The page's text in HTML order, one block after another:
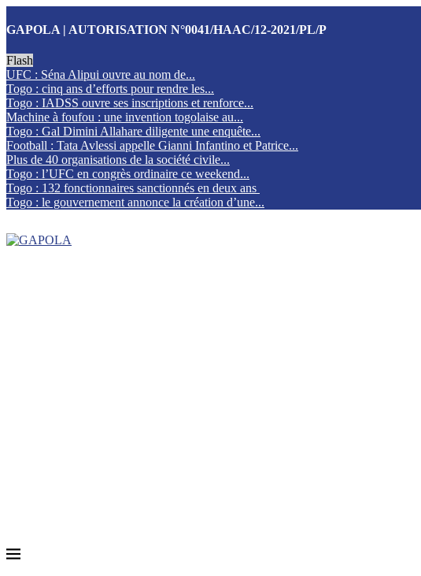
GAPOLA | AUTORISATION N°0041/HAAC/12-2021/PL/P
Flash
UFC : Séna Alipui ouvre au nom de...
Togo : cinq ans d’efforts pour rendre les...
Togo : IADSS ouvre ses inscriptions et renforce...
Machine à foufou : une invention togolaise au...
Togo : Gal Dimini Allahare diligente une enquête...
Football : Tata Avlessi appelle Gianni Infantino et Patrice...
Plus de 40 organisations de la société civile...
Togo : l’UFC en congrès ordinaire ce weekend...
Togo : 132 fonctionnaires sanctionnés en deux ans
Togo : le gouvernement annonce la création d’une...